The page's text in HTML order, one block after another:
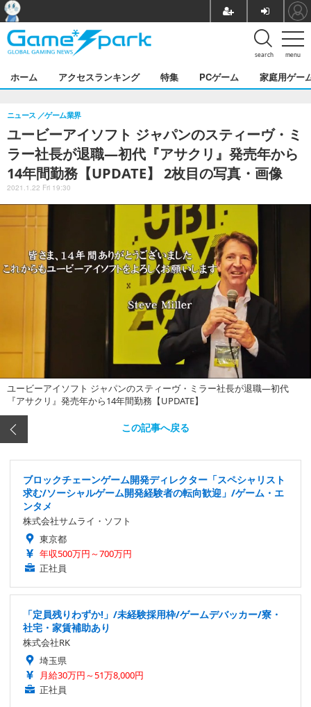
menu
search
ホーム アクセスランキング 特集 PCゲーム 家庭用ゲー
ユービーアイソフト ジャパンのスティーヴ・ミ
ラー社長が退職―初代『アサクリ』発売年から
14年間勤務【UPDATE】 2枚目の写真・画像
ニュース ゲーム業界
2021.1.22 Fri 19:30
ユービーアイソフト ジャパンのスティーヴ・ミラー社長が退職―初代
『アサクリ』発売年から14年間勤務【UPDATE】
この記事へ戻る
ブロックチェーンゲーム開発ディレクター「スペシャリスト
求む/ソーシャルゲーム開発経験者の転向歓迎」/ゲーム・エ
ンタメ
株式会社サムライ・ソフト
東京都
年収500万円～700万円
正社員
「定員残りわずか!」/未経験採用枠/ゲームデバッカー/寮・
社宅・家賃補助あり
株式会社RK
埼玉県
月給30万円～51万8,000円
正社員